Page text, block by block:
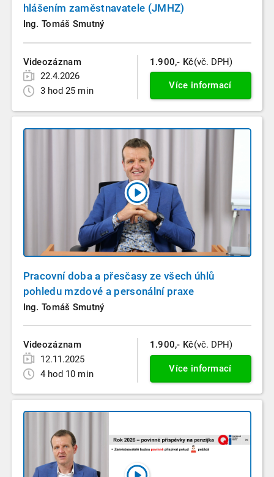
hlášením zaměstnavatele (JMHZ)
Ing. Tomáš Smutný
Videozáznam
22.4.2026
3 hod 25 min
1.900,- Kč(vč. DPH)
Více informací
Pracovní doba a přesčasy ze všech úhlů
pohledu mzdové a personální praxe
Ing. Tomáš Smutný
Videozáznam
12.11.2025
4 hod 10 min
1.900,- Kč(vč. DPH)
Více informací